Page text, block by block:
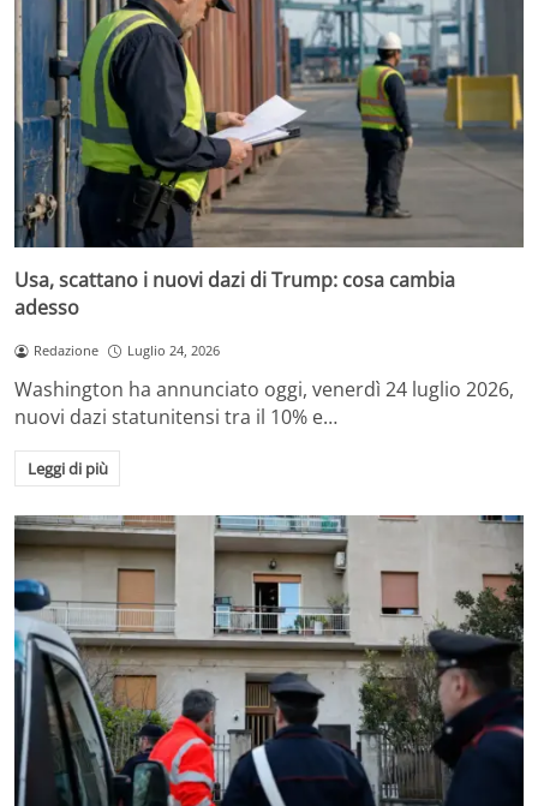
Usa, scattano i nuovi dazi di Trump: cosa cambia
adesso
Redazione Luglio 24, 2026
Washington ha annunciato oggi, venerdì 24 luglio 2026,
nuovi dazi statunitensi tra il 10% e…
Leggi di più